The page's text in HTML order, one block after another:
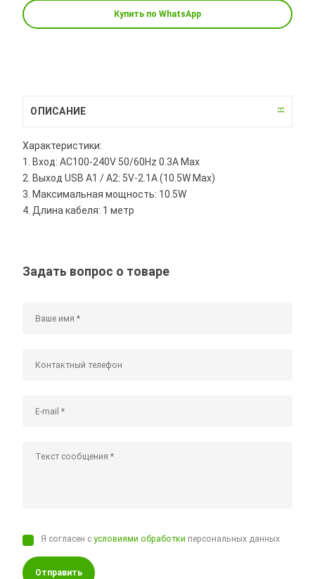
Купить по WhatsApp
ОПИСАНИЕ
Характеристики:
1. Вход: AC100-240V 50/60Hz 0.3A Max
2. Выход USB A1 / A2: 5V-2.1A (10.5W Max)
3. Максимальная мощность: 10.5W
4. Длина кабеля: 1 метр
Задать вопрос о товаре
Я согласен сусловиями обработки персональных данных
Отправить